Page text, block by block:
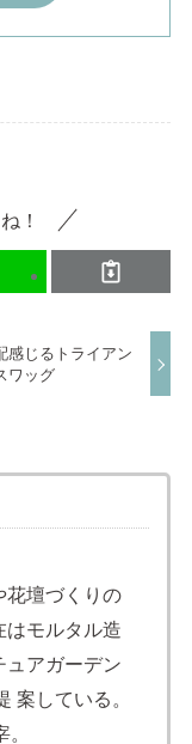
！
感じるトライアン
ワッグ
花壇づくりの
はモルタル造
ュアガーデン
案している。